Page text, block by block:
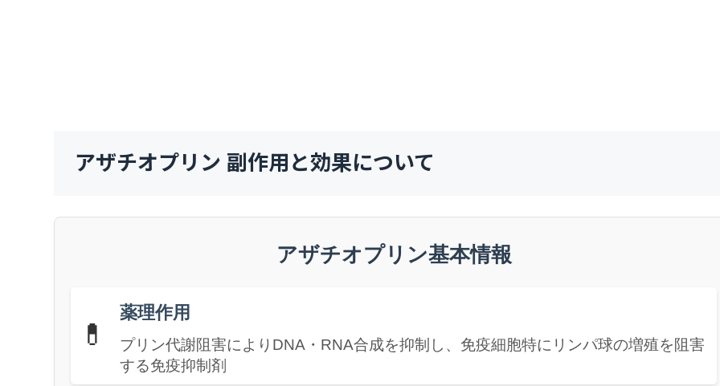
アザチオプリン 副作用と効果について
アザチオプリン基本情報
💊
薬理作用
プリン代謝阻害によりDNA・RNA合成を抑制し、免疫細胞特にリンパ球の増殖を阻害
する免疫抑制剤